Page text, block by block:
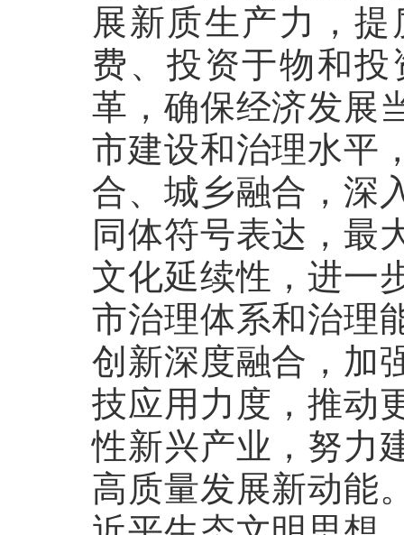
展新质生产力，
费、投资于物和
革，确保经济发展
市建设和治理水平
合、城乡融合，深
同体符号表达，最
文化延续性，进一
市治理体系和治理
创新深度融合，加
技应用力度，推动
性新兴产业，努力
高质量发展新动能